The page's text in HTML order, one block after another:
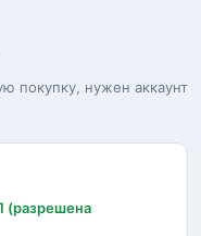
покупку, нужен аккаунт
(разрешена